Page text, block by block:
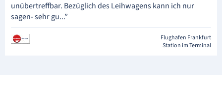
unübertreffbar. Bezüglich des Leihwagens kann ich nur
sagen- sehr gu...”
Flughafen Frankfurt
Station im Terminal